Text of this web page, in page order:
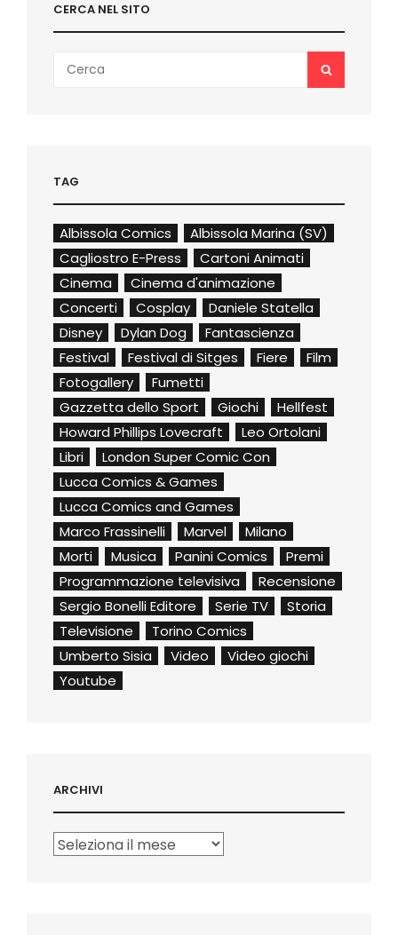
CERCA NEL SITO
Search
for:
SEARCH
TAG
Albissola Comics
Albissola Marina (SV)
Cagliostro E-Press
Cartoni Animati
Cinema
Cinema d'animazione
Concerti
Cosplay
Daniele Statella
Disney
Dylan Dog
Fantascienza
Festival
Festival di Sitges Fiere
Film
Fotogallery
Fumetti
Gazzetta dello Sport
Giochi
Hellfest
Howard Phillips Lovecraft
Leo Ortolani
Libri
London Super Comic Con
Lucca Comics & Games
Lucca Comics and Games
Marco Frassinelli
Marvel
Milano
Morti
Musica Panini Comics
Premi
Programmazione televisiva
Recensione
Sergio Bonelli Editore
Serie TV
Storia
Televisione
Torino Comics
Umberto Sisia
Video
Video giochi
Youtube
ARCHIVI
Archivi